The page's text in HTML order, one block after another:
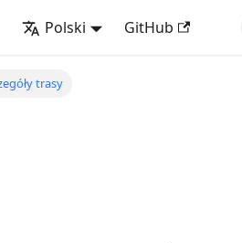
Polski GitHub
trasy